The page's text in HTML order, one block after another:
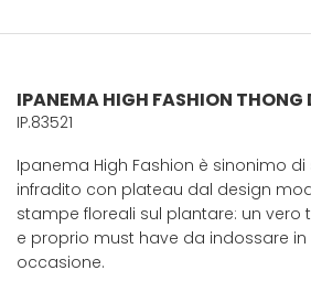
IPANEMA HIGH FASHION THONG
IP.83521
Ipanema High Fashion è sinonimo
infradito con plateau dal design
stampe floreali sul plantare: un vero
e proprio must have da indossare in
occasione.